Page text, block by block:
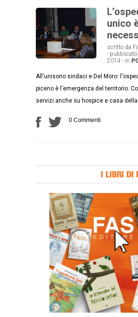
unico
scritto da
-
2014 - in
All'unisono sindaci e Del Moro:
piceno è l'emergenza del territorio.
servizi anche su hospice e casa della
0 Commenti
I LIBRI DI